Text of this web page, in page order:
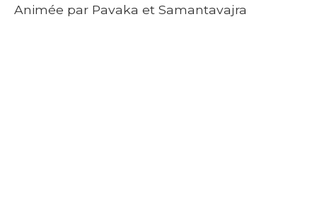
Animée par Pavaka et Samantavajra